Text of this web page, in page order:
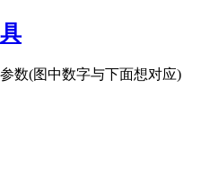
(图中数字与下面想对应)